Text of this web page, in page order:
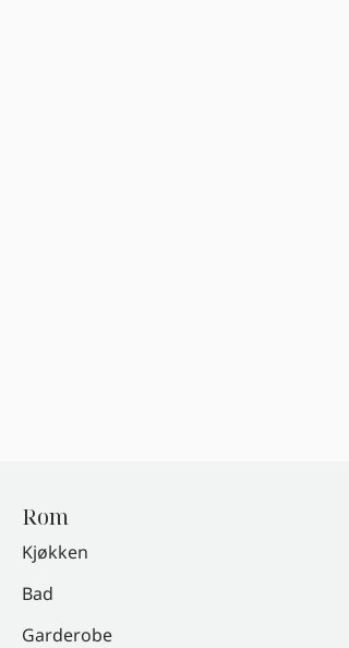
Rom
Kjøkken
Bad
Garderobe